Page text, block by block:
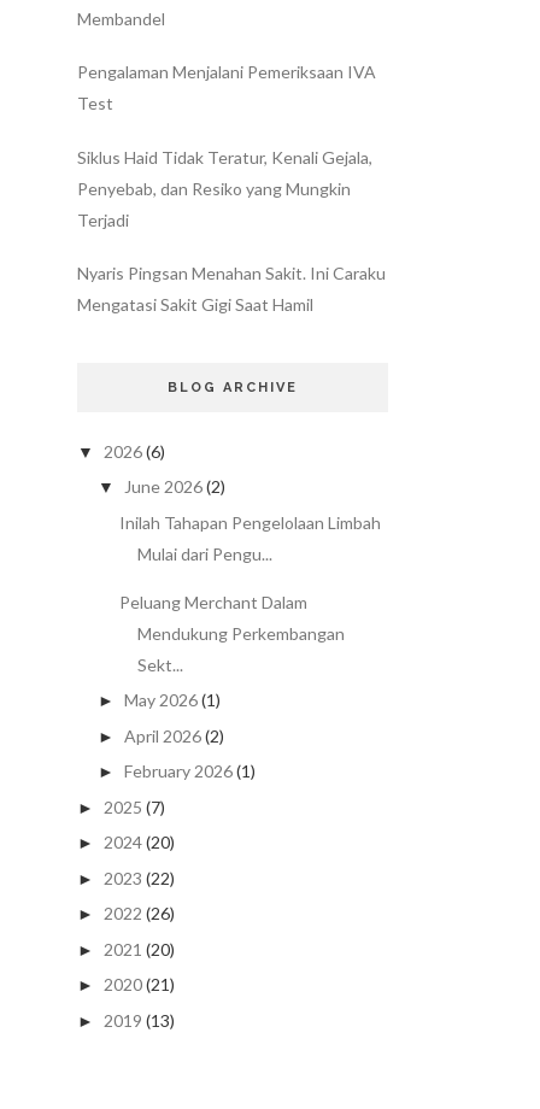
Membandel
Pengalaman Menjalani Pemeriksaan IVA
Test
Siklus Haid Tidak Teratur, Kenali Gejala,
Penyebab, dan Resiko yang Mungkin
Terjadi
Nyaris Pingsan Menahan Sakit. Ini Caraku
Mengatasi Sakit Gigi Saat Hamil
BLOG ARCHIVE
▼ 2026(6)
▼ June 2026(2)
Inilah Tahapan Pengelolaan Limbah
Mulai dari Pengu...
Peluang Merchant Dalam
Mendukung Perkembangan
Sekt...
► May 2026(1)
► April 2026(2)
► February 2026(1)
► 2025 (7)
► 2024(20)
► 2023 (22)
► 2022 (26)
► 2021 (20)
► 2020(21)
► 2019 (13)